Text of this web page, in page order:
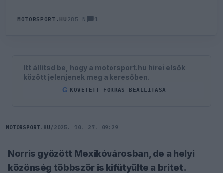
MOTORSPORT.HU 285 N 1
Itt állítsd be, hogy a motorsport.hu hírei elsők
között jelenjenek meg a keresőben.
G KÖVETETT FORRÁS BEÁLLÍTÁSA
MOTORSPORT.HU / 2025. 10. 27. 09:29
Norris győzött Mexikóvárosban, de a helyi
közönség többször is kifütyülte a britet.